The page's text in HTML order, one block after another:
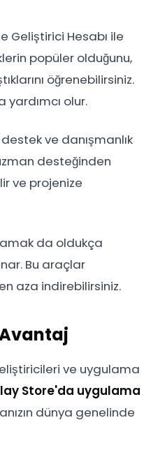
Geliştirici Hesabı ile
popüler olduğunu,
öğrenebilirsiniz.
olur.
ve danışmanlık
desteğinden
ve projenize
da oldukça
Bu araçlar
en aza indirebilirsiniz.
Avantaj
ve uygulama
Store'da uygulama
dünya genelinde